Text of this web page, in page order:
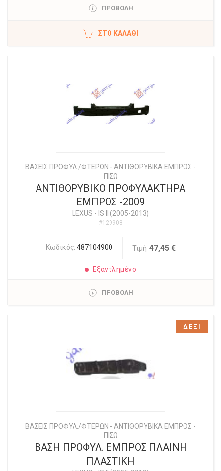
ΠΡΟΒΟΛΗ
ΣΤΟ ΚΑΛΆΘΙ
ΒΑΣΕΙΣ ΠΡΟΦΥΛ./ΦΤΕΡΩΝ - ΑΝΤΙΘΟΡΥΒΙΚΑ ΕΜΠΡΟΣ -
ΠΙΣΩ
ΑΝΤΙΘΟΡΥΒΙΚΟ ΠΡΟΦΥΛΑΚΤΗΡΑ
ΕΜΠΡΟΣ -2009
LEXUS - IS II (2005-2013)
#129908
Κωδικός: 487104900 Τιμή: 47,45 €
Εξαντλημένο
ΠΡΟΒΟΛΗ
ΒΑΣΕΙΣ ΠΡΟΦΥΛ./ΦΤΕΡΩΝ - ΑΝΤΙΘΟΡΥΒΙΚΑ ΕΜΠΡΟΣ -
ΠΙΣΩ
ΒΑΣΗ ΠΡΟΦΥΛ. ΕΜΠΡΟΣ ΠΛΑΙΝΗ
ΠΛΑΣΤΙΚΗ
ΔΕΞΙ